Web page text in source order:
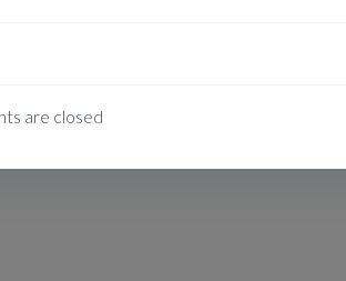
Navigation
are closed